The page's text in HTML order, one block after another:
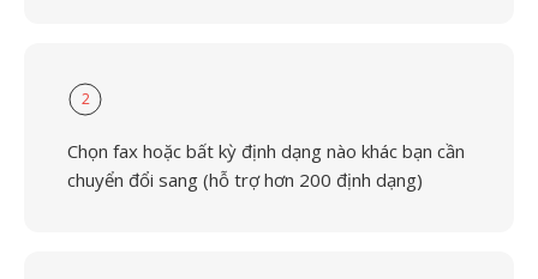
2
Chọn fax hoặc bất kỳ định dạng nào khác bạn cần
chuyển đổi sang (hỗ trợ hơn 200 định dạng)